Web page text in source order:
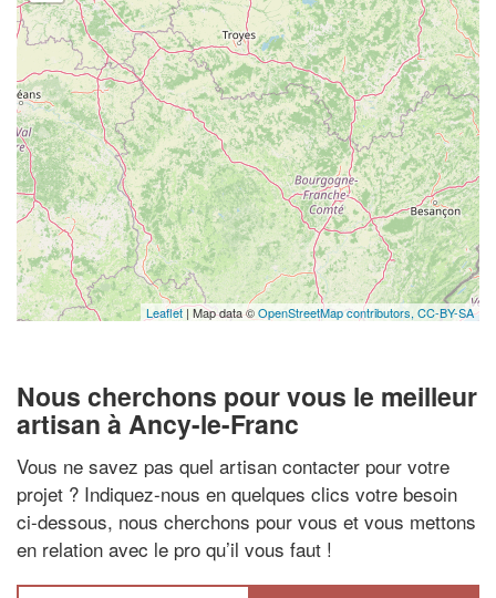
Leaflet| Map data ©OpenStreetMap contributors, CC-BY-SA
Nous cherchons pour vous le meilleur
artisan à Ancy-le-Franc
Vous ne savez pas quel artisan contacter pour votre
projet ? Indiquez-nous en quelques clics votre besoin
ci-dessous, nous cherchons pour vous et vous mettons
en relation avec le pro qu’il vous faut !